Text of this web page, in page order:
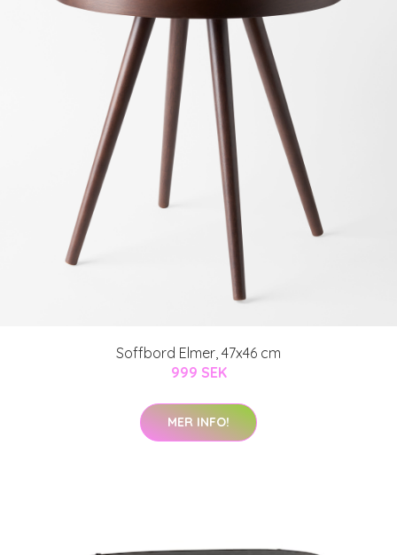
Soffbord Elmer, 47x46 cm
999 SEK
MER INFO!